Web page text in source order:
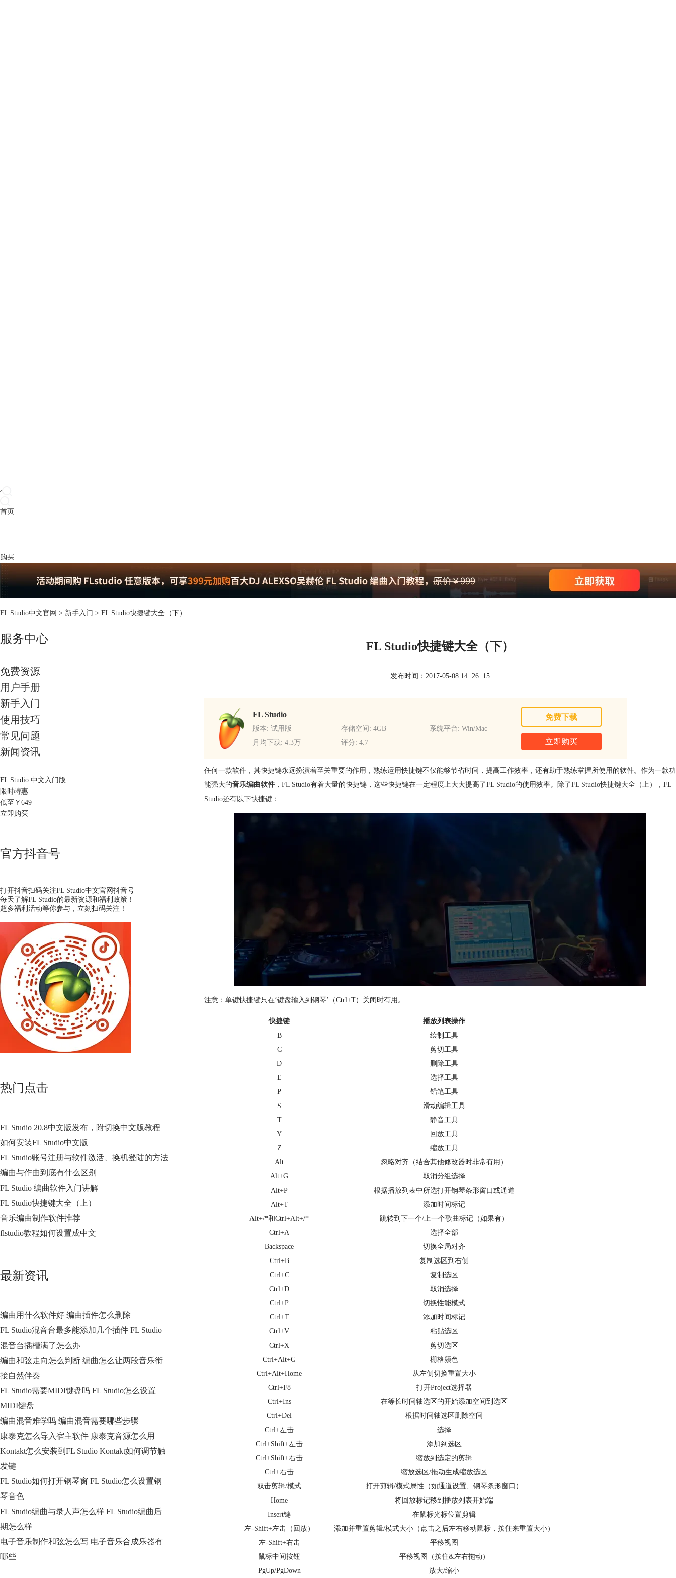
首页
购买
FL Studio中文官网 > 新手入门 > FL Studio快捷键大全（下）
服务中心
免费资源
用户手册
新手入门
使用技巧
常见问题
新闻资讯
FL Studio 中文入门版
限时特惠
低至￥ 649
立即购买
官方抖音号
打开抖音扫码关注FL Studio中文官网抖音号
每天了解FL Studio的最新资源和福利政策！
超多福利活动等你参与，立刻扫码关注！
热门点击
FL Studio 20.8中文版发布，附切换中文版教程
如何安装FL Studio中文版
FL Studio账号注册与软件激活、换机登陆的方法
编曲与作曲到底有什么区别
FL Studio 编曲软件入门讲解
FL Studio快捷键大全（上）
音乐编曲制作软件推荐
flstudio教程如何设置成中文
最新资讯
编曲用什么软件好 编曲插件怎么删除
FL Studio混音台最多能添加几个插件 FL Studio
混音台插槽满了怎么办
编曲和弦走向怎么判断 编曲怎么让两段音乐衔
接自然伴奏
FL Studio需要MIDI键盘吗 FL Studio怎么设置
MIDI键盘
编曲混音难学吗 编曲混音需要哪些步骤
康泰克怎么导入宿主软件 康泰克音源怎么用
Kontakt怎么安装到FL Studio Kontakt如何调节触
发键
FL Studio如何打开钢琴窗 FL Studio怎么设置钢
琴音色
FL Studio编曲与录人声怎么样 FL Studio编曲后
期怎么样
电子音乐制作和弦怎么写 电子音乐合成乐器有
哪些
FL Studio快捷键大全（下）
发布时间：2017-05-08 14: 26: 15
FL Studio
版本: 试用版 存储空间: 4GB
系统平台: Win/Mac
月均下载: 4.3万
评分: 4.7
免费下载
立即购买
任何一款软件，其快捷键永远扮演着至关重要的作用，熟练运用快捷键不仅能够节省时间，提高工作效率，还有助于熟练掌握所使用的软件。作为一款功
能强大的音乐编曲软件 ， FL Studio有着大量的快捷键，这些快捷键在一定程度上大大提高了FL Studio的使用效率。除了FL Studio快捷键大全（上）
，FL
Studio还有以下快捷键：
注意：单键快捷键只在‘键盘输入到钢琴’（Ctrl+T）关闭时有用。
快捷键
播放列表操作
B
绘制工具
C
剪切工具
D
删除工具
E
选择工具
P
铅笔工具
S
滑动编辑工具
T
静音工具
Y
回放工具
Z
缩放工具
Alt
忽略对齐（结合其他修改器时非常有用）
Alt+G
取消分组选择
Alt+P
根据播放列表中所选打开钢琴条形窗口或通道
Alt+T
添加时间标记
Alt+/*和Ctrl+Alt+/*
跳转到下一个/上一个歌曲标记（如果有）
Ctrl+A
选择全部
Backspace
切换全局对齐
Ctrl+B
复制选区到右侧
Ctrl+C
复制选区
Ctrl+D
取消选择
Ctrl+P
切换性能模式
Ctrl+T
添加时间标记
Ctrl+V
粘贴选区
Ctrl+X
剪切选区
Ctrl+Alt+G
栅格颜色
Ctrl+Alt+Home
从左侧切换重置大小
Ctrl+F8
打开Project选择器
Ctrl+Ins
在等长时间轴选区的开始添加空间到选区
Ctrl+Del
根据时间轴选区删除空间
Ctrl+左击
选择
Ctrl+Shift+左击
添加到选区
Ctrl+Shift+右击
缩放到选定的剪辑
Ctrl+右击
缩放选区/拖动生成缩放选区
双击剪辑/模式
打开剪辑/模式属性（如通道设置、钢琴条形窗口）
Home
将回放标记移到播放列表开始端
Insert键
在鼠标光标位置剪辑
左-Shift+左击（回放）
添加并重置剪辑/模式大小（点击之后左右移动鼠标，按住来重置大小）
左-Shift+右击
平移视图
鼠标中间按钮
平移视图（按住&左右拖动）
PgUp/PgDown
放大/缩小